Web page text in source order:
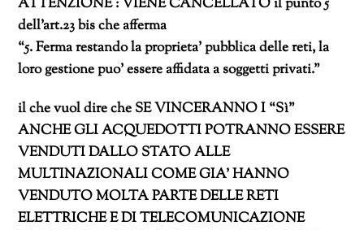
dell’art.23 bis che afferma
“5. Ferma restando la proprieta’ pubblica delle reti, la
loro gestione puo’ essere affidata a soggetti privati.”
il che vuol dire che SE VINCERANNO I “Sì”
ANCHE GLI ACQUEDOTTI POTRANNO ESSERE
VENDUTI DALLO STATO ALLE
MULTINAZIONALI COME GIA’ HANNO
VENDUTO MOLTA PARTE DELLE RETI
ELETTRICHE E DI TELECOMUNICAZIONE